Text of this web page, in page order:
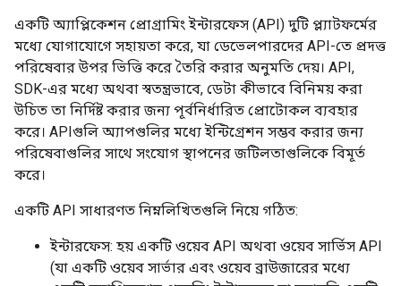
একটি অ্যাপ্লিকেশন প্রোগ্রামিং ইন্টারফেস (API) দুটি প্ল্যাটফর্মের
মধ্যে যোগাযোগে সহায়তা করে, যা ডেভেলপারদের API-তে প্রদত্ত
পরিষেবার উপর ভিত্তি করে তৈরি করার অনুমতি দেয়। API,
SDK-এর মধ্যে অথবা স্বতন্ত্রভাবে, ডেটা কীভাবে বিনিময় করা
উচিত তা নির্দিষ্ট করার জন্য পূর্বনির্ধারিত প্রোটোকল ব্যবহার
করে। APIগুলি অ্যাপগুলির মধ্যে ইন্টিগ্রেশন সম্ভব করার জন্য
পরিষেবাগুলির সাথে সংযোগ স্থাপনের জটিলতাগুলিকে বিমূর্ত
করে।
একটি API সাধারণত নিম্নলিখিতগুলি নিয়ে গঠিত:
ইন্টারফেস: হয় একটি ওয়েব API অথবা ওয়েব সার্ভিস API
(যা একটি ওয়েব সার্ভার এবং ওয়েব ব্রাউজারের মধ্যে